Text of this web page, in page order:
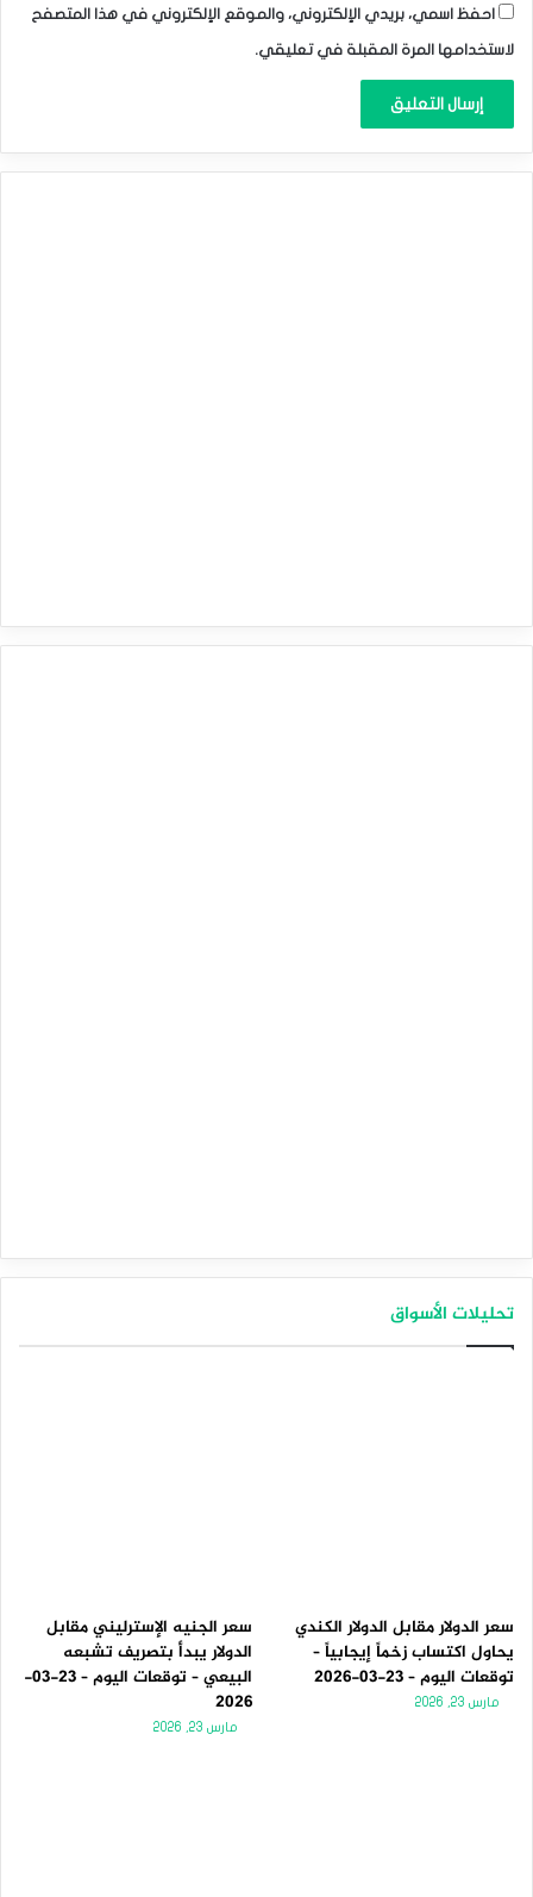
احفظ اسمي، بريدي الإلكتروني، والموقع الإلكتروني في هذا المتصفح
لاستخدامها المرة المقبلة في تعليقي.
تحليلات الأسواق
سعر الدولار مقابل الدولار الكندي
يحاول اكتساب زخماً إيجابياً –
توقعات اليوم – 23-03-2026
مارس 23, 2026
سعر الجنيه الإسترليني مقابل
الدولار يبدأ بتصريف تشبعه
البيعي – توقعات اليوم – 23-03-
2026
مارس 23, 2026